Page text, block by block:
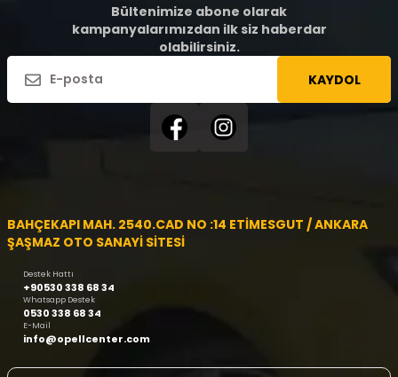
Bültenimize abone olarak
kampanyalarımızdan ilk siz haberdar
olabilirsiniz.
KAYDOL
BAHÇEKAPI MAH. 2540.CAD NO :14 ETİMESGUT / ANKARA
ŞAŞMAZ OTO SANAYİ SİTESİ
Destek Hattı
+90530 338 68 34
Whatsapp Destek
0530 338 68 34
E-Mail
info@opellcenter.com